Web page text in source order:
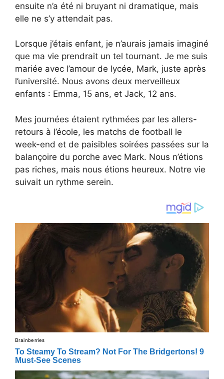
ensuite n’a été ni bruyant ni dramatique, mais
elle ne s’y attendait pas.
Lorsque j’étais enfant, je n’aurais jamais imaginé
que ma vie prendrait un tel tournant. Je me suis
mariée avec l’amour de lycée, Mark, juste après
l’université. Nous avons deux merveilleux
enfants : Emma, 15 ans, et Jack, 12 ans.
Mes journées étaient rythmées par les allers-
retours à l’école, les matchs de football le
week-end et de paisibles soirées passées sur la
balançoire du porche avec Mark. Nous n’étions
pas riches, mais nous étions heureux. Notre vie
suivait un rythme serein.